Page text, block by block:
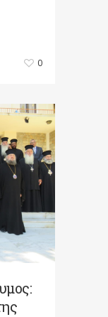
0